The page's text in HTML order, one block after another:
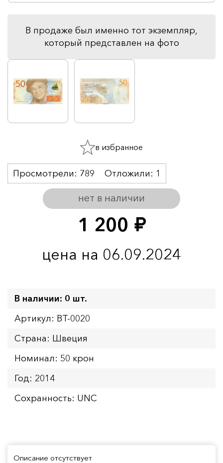
В продаже был именно тот экземпляр,
который представлен на фото
1 200 руб.
цена на 06.09.2024
нет в наличии
Просмотрели: 789 Отложили: 1
в избранное
В наличии: 0 шт.
Артикул: BT-0020
Страна: Швеция
Номинал: 50 крон
Год: 2014
Сохранность: UNC
Описание отсутствует